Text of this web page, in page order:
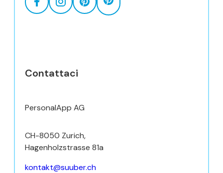
Contattaci
PersonalApp AG
CH-8050 Zurich,
Hagenholzstrasse 81a
kontakt@suuber.ch